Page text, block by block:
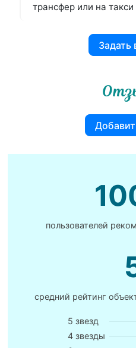
трансфер или на
Задать
пользователей
средний рейтинг
5 звезд
4 звезды